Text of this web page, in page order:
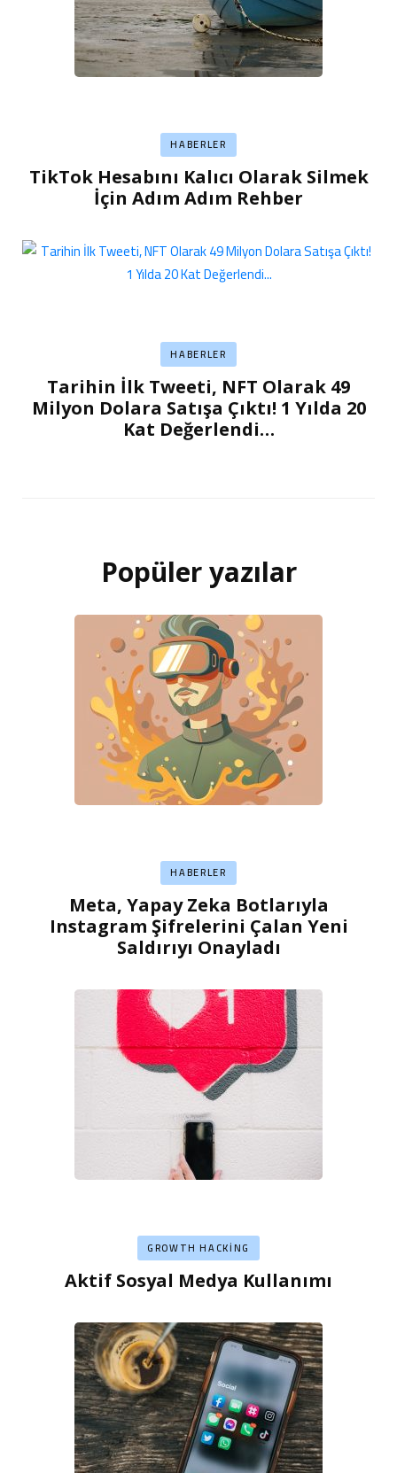
HABERLER
TikTok Hesabını Kalıcı Olarak Silmek
İçin Adım Adım Rehber
HABERLER
Tarihin İlk Tweeti, NFT Olarak 49
Milyon Dolara Satışa Çıktı! 1 Yılda 20
Kat Değerlendi…
Popüler yazılar
HABERLER
Meta, Yapay Zeka Botlarıyla
Instagram Şifrelerini Çalan Yeni
Saldırıyı Onayladı
GROWTH HACKING
Aktif Sosyal Medya Kullanımı